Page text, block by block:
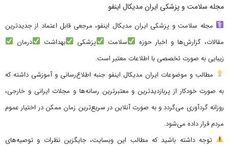
مجله سلامت و پزشکی ایران مدیکال اینفو
مجله سلامت و پزشکی ایران مدیکال اینفو، مرجعی قابل اعتماد از جدیدترین
مقالات، گزارش‌ها و اخبار حوزه
سلامت پزشکی بهداشت
درمان
زیبایی به صورت تخصصی با اطلاعات معتبر است.
مطالب و موضوعات ایران مدیکال اینفو جنبه اطلاع‌رسانی و آموزشی داشته که
به صورت خودکار از پربازدیدترین و معتبرترین رسانه‌ها و مجلات ایرانی و خارجی،
روزانه گردآوری می‌گردد و به صورت آنلاین در سریع‌ترین زمان ممکن در اختیار عموم
مردم قرار داده می‌شود.
توجه داشته باشید که مطالب این وبسایت، جایگزین نظرات و توصیه‌های